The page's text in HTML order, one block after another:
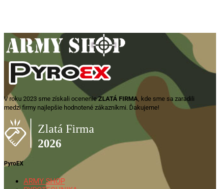
V roku 2023 sme získali ocenenieZLATÁ FIRMA, kde sme sa zaradili
medzi firmy najlepšie hodnotené zákazníkmi. Ďakujeme!
PyroEX
ARMY SHOP